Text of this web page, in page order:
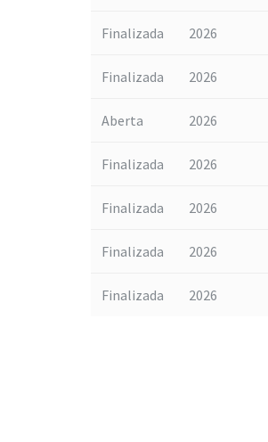
Finalizada 2026
Finalizada 2026
Aberta 2026
Finalizada 2026
Finalizada 2026
Finalizada 2026
Finalizada 2026